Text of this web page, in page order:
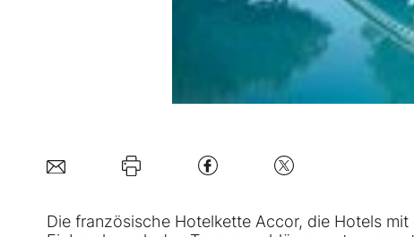
Die französische Hotelkette Accor, die Hotels